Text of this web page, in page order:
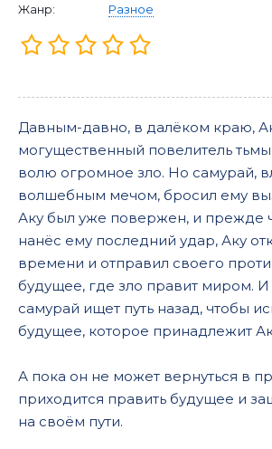
Жанр:
Разное
Давным-давно, в далёком краю,
могущественный повелитель
волю огромное зло. Но самурай,
волшебным мечом, бросил ему
Аку был уже повержен, и прежде
нанёс ему последний удар, Аку
времени и отправил своего
будущее, где зло правит миром. И
самурай ищет путь назад, чтобы
будущее, которое принадлежит
А пока он не может вернуться в
приходится править будущее и
на своём пути.